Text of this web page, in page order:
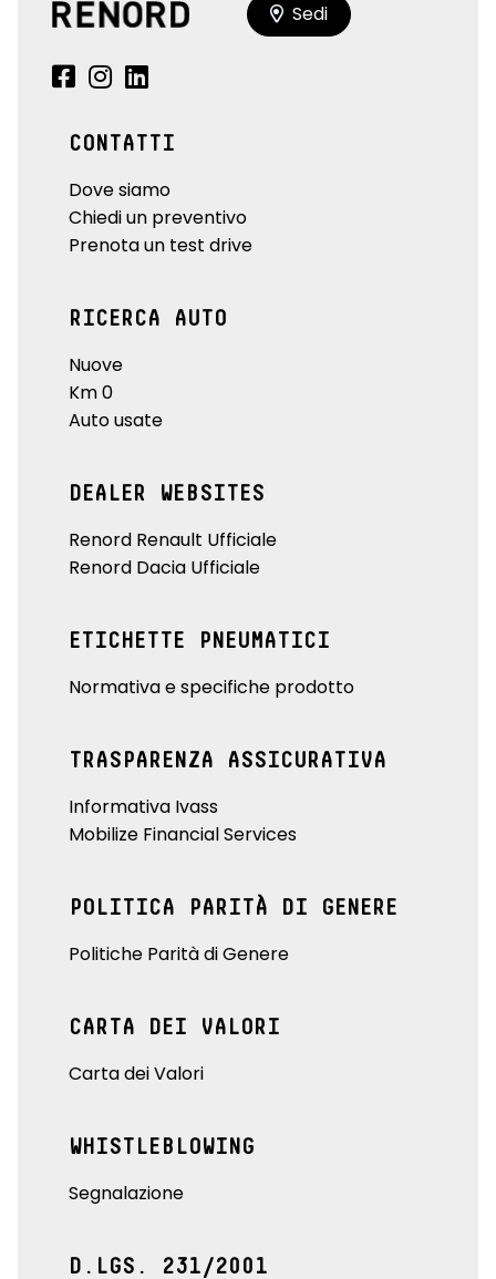
Sedi
CONTATTI
Dove siamo
Chiedi un preventivo
Prenota un test drive
RICERCA AUTO
Nuove
Km 0
Auto usate
DEALER WEBSITES
Renord Renault Ufficiale
Renord Dacia Ufficiale
ETICHETTE PNEUMATICI
Normativa e specifiche prodotto
TRASPARENZA ASSICURATIVA
Informativa Ivass
Mobilize Financial Services
POLITICA PARITÀ DI GENERE
Politiche Parità di Genere
CARTA DEI VALORI
Carta dei Valori
WHISTLEBLOWING
Segnalazione
D.LGS. 231/2001